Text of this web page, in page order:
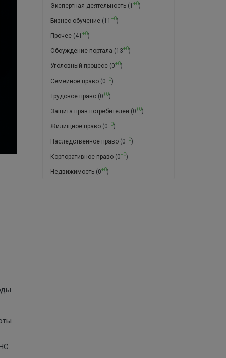
Экспертная деятельность(1 +0)
Бизнес обучение(11 +0)
Прочее(41 +0)
Обсуждение портала (13+0)
Уголовный процесс (0+0)
Семейное право(0+0)
Трудовое право(0+0)
Защита прав потребителей (0+0)
Жилищное право(0+0)
Наследственное право(0+0)
Корпоративное право(0+0)
Недвижимость(0+0)